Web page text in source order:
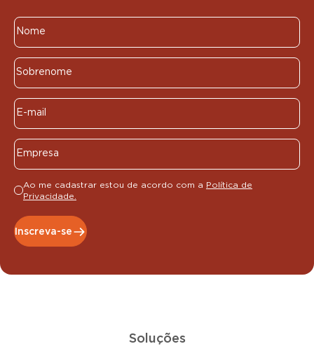
Ao me cadastrar estou de acordo com a Política de
Privacidade.
Inscreva-se
Soluções